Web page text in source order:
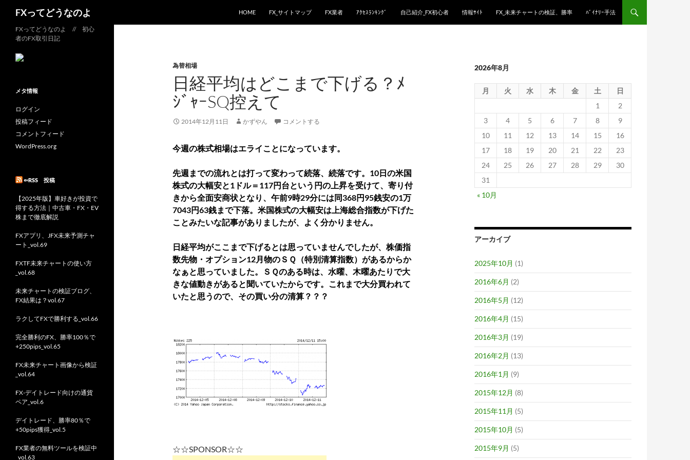
FXってどうなのよ HOME FX_サイトマップ FX業者 ｱｸｾｽﾗﾝｷﾝｸﾞ 自己紹介_FX初心者 情報ｻｲﾄ FX_未来チャートの検証、勝率 ﾊﾞｲﾅﾘｰ手法
為替相場
日経平均はどこまで下げる？ﾒ
ｼﾞｬｰSQ控えて
2014年12月11日 かずやん コメントする
今週の株式相場はエライことになっています。
先週までの流れとは打って変わって続落、続落です。10日の米国
株式の大幅安と1ドル＝117円台という円の上昇を受けて、寄り付
きから全面安商状となり、午前9時29分には同368円95銭安の1万
7043円63銭まで下落。米国株式の大幅安は上海総合指数が下げた
ことみたいな記事がありましたが、よく分かりません。
日経平均がここまで下げるとは思っていませんでしたが、株価指
数先物・オプション12月物のＳＱ（特別清算指数）があるからか
なぁと思っていました。ＳＱのある時は、水曜、木曜あたりで大
きな値動きがあると聞いていたからです。これまで大分買われて
いたと思うので、その買い分の清算？？？
☆☆SPONSOR☆☆
2026年8月
月 火 水 木 金 土
日
1
2
3
4 5 6 7 8
9
10
11 12 13 14 15
16
17
18 19 20 21 22
23
24
25 26 27 28 29
30
31
« 10月
アーカイブ
2025年10月 (1)
2016年6月 (2)
2016年5月 (12)
2016年4月 (15)
2016年3月 (19)
2016年2月 (13)
2016年1月 (9)
2015年12月 (8)
2015年11月 (5)
2015年10月 (5)
2015年9月 (5)
FXってどうなのよ // 初心
者のFX取引日記
メタ情報
ログイン
投稿フィード
コメントフィード
WordPress.org
⇐RSS 投稿
【2025年版】車好きが投資で
得する方法｜中古車・FX・EV
株まで徹底解説
FXアプリ、JFX未来予測チャ
ート_vol.69
FXTF未来チャートの使い方
_vol.68
未来チャートの検証ブログ、
FX結果は？vol.67
ラクしてFXで勝利する_vol.66
完全勝利のFX、勝率100％で
+250pips_vol.65
FX未来チャート画像から検証
_vol.64
FX-デイトレード向けの通貨
ペア_vol.6
デイトレード、勝率80％で
+50pips獲得_vol.5
FX業者の無料ツールを検証中
_vol.63